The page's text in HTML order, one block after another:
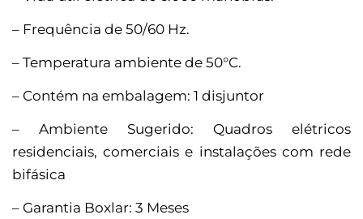
– Frequência de 50/60 Hz.
– Temperatura ambiente de 50°C.
– Contém na embalagem: 1 disjuntor
– Ambiente Sugerido: Quadros elétricos
residenciais, comerciais e instalações com rede
bifásica
– Garantia Boxlar: 3 Meses